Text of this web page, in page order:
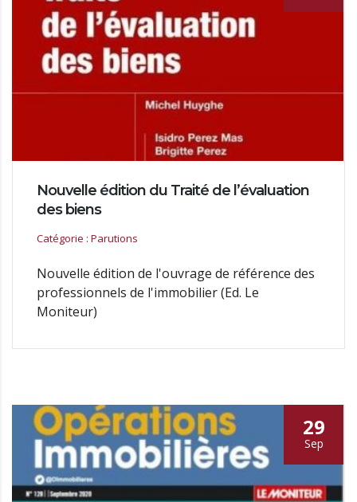
Nouvelle édition du Traité de l’évaluation
des biens
Catégorie : Parutions
Nouvelle édition de l'ouvrage de référence des
professionnels de l'immobilier (Ed. Le
Moniteur)
29
Sep